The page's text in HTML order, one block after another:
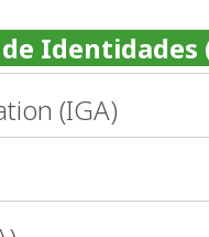
Identidades
(IGA)